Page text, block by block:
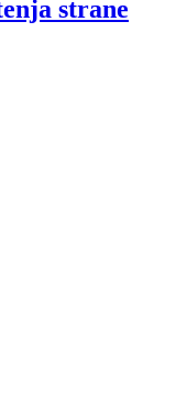
strane